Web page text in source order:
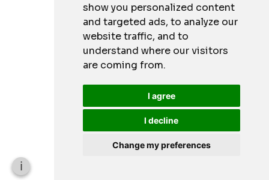
show you personalized content
and targeted ads, to analyze our
website traffic, and to
understand where our visitors
are coming from.
I agree
I decline
Change my preferences
i